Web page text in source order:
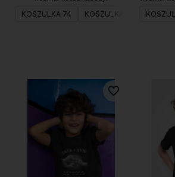
KOSZULKA 74 KOSZULKA 80
Do ulubionych